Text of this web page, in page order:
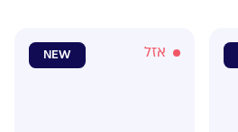
NEW אזל